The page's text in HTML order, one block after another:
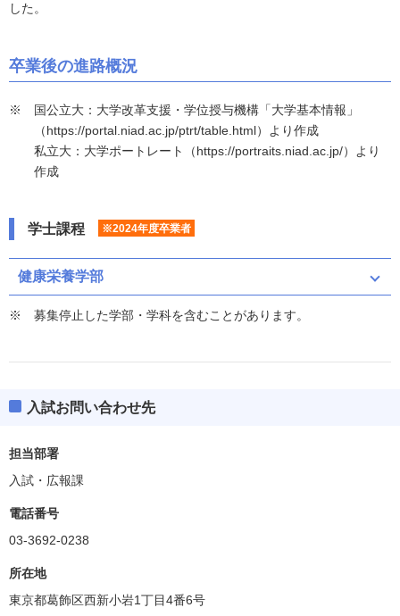
した。
卒業後の進路概況
国公立大：大学改革支援・学位授与機構「大学基本情報」
（https://portal.niad.ac.jp/ptrt/table.html）より作成
私立大：大学ポートレート（https://portraits.niad.ac.jp/）より
作成
学士課程 ※2024年度卒業者
健康栄養学部
募集停止した学部・学科を含むことがあります。
入試お問い合わせ先
担当部署
入試・広報課
電話番号
03-3692-0238
所在地
東京都葛飾区西新小岩1丁目4番6号